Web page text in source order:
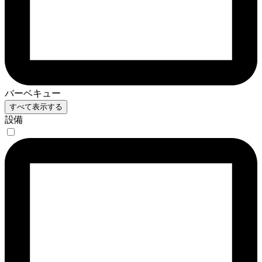
バーベキュー
すべて表示する
設備